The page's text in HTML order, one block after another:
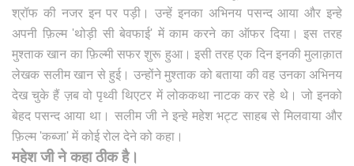
श्रॉफ की नजर इन पर पड़ी। उन्हें इनका अभिनय पसन्द आया और इन्हे
अपनी फ़िल्म 'थोड़ी सी बेवफाई' में काम करने का ऑफर दिया। इस तरह
मुश्ताक खान का फ़िल्मी सफर शुरू हुआ। इसी तरह एक दिन इनकी मुलाक़ात
लेखक सलीम खान से हुई। उन्होंने मुश्ताक को बताया की वह उनका अभिनय
देख चुके हैं ज़ब वो पृथ्वी थिएटर में लोककथा नाटक कर रहे थे। जो इनको
बेहद पसन्द आया था। सलीम जी ने इन्हे महेश भट्ट साहब से मिलवाया और
फ़िल्म 'कब्जा' में कोई रोल देने को कहा।
महेश जी ने कहा ठीक है।